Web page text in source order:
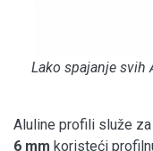
Lako spajanje
Aluline profili služe
6 mm koristeći